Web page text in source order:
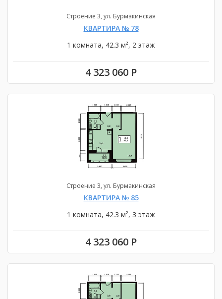
Строение 3, ул. Бурмакинская
КВАРТИРА № 78
1 комната, 42.3 м², 2 этаж
4 323 060 Р
Строение 3, ул. Бурмакинская
КВАРТИРА № 85
1 комната, 42.3 м², 3 этаж
4 323 060 Р